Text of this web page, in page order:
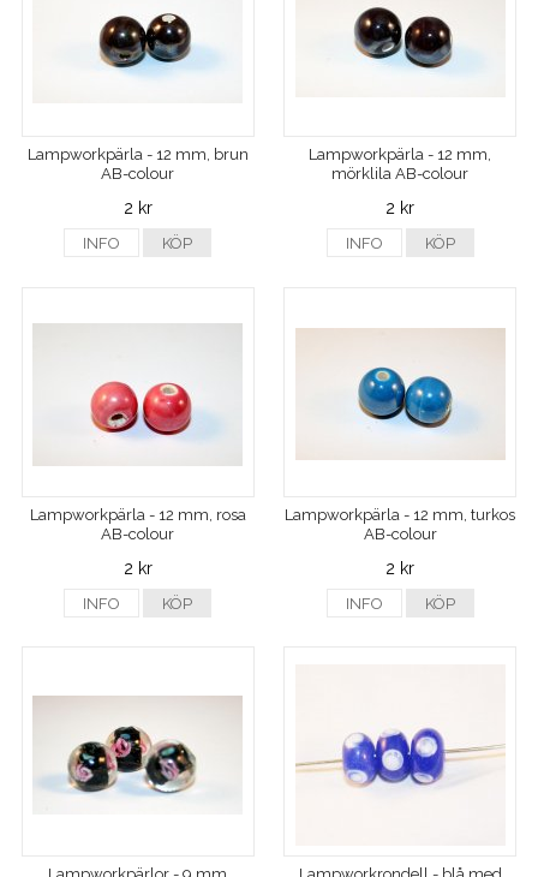
Lampworkpärla - 12 mm, brun
AB-colour
2 kr
INFO KÖP
Lampworkpärla - 12 mm,
mörklila AB-colour
2 kr
INFO KÖP
Lampworkpärla - 12 mm, rosa
AB-colour
2 kr
INFO KÖP
Lampworkpärla - 12 mm, turkos
AB-colour
2 kr
INFO KÖP